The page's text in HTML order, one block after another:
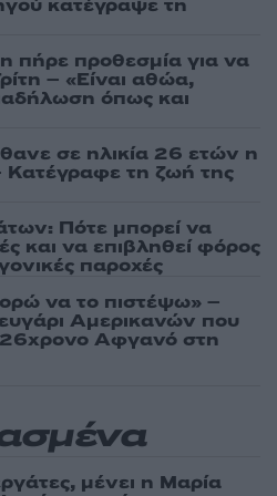
κατέγραψε τη
πήρε προθεσμία για να
– «Είναι αθώα,
όπως και
σε ηλικία 26 ετών η
Kατέγραφε τη ζωή της
Πότε μπορεί να
και να επιβληθεί φόρος
γονικές παροχές
να το πιστέψω» –
Αμερικανών που
26χρονο Αφγανό στη
μένει η Μαρία